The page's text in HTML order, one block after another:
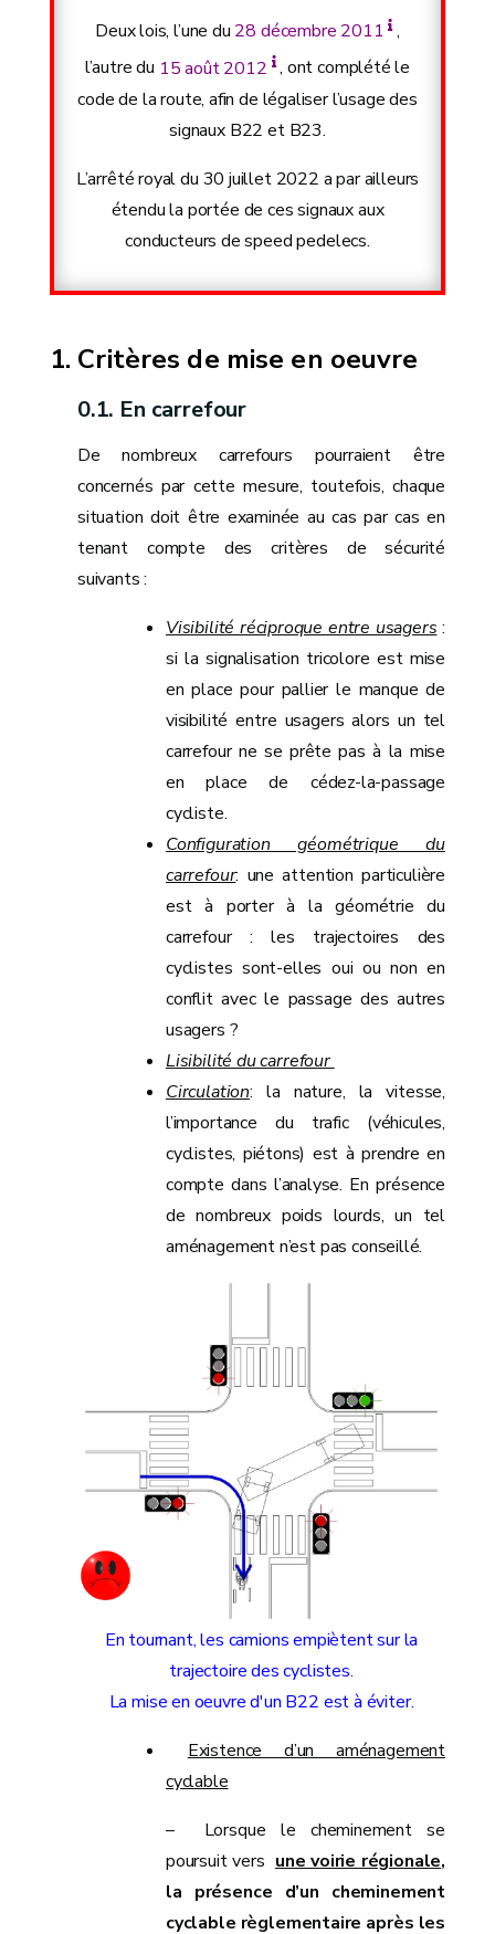
Deux lois, l’une du 28 décembre 2011,
l’autre du 15 août 2012 , ont complété le
code de la route, afin de légaliser l’usage des
signaux B22 et B23.
L’arrêté royal du 30 juillet 2022 a par ailleurs
étendu la portée de ces signaux aux
conducteurs de speed pedelecs.
Critères de mise en oeuvre
En carrefour
De nombreux carrefours pourraient être
concernés par cette mesure, toutefois, chaque
situation doit être examinée au cas par cas en
tenant compte des critères de sécurité
suivants :
Visibilité réciproque entre usagers :
si la signalisation tricolore est mise
en place pour pallier le manque de
visibilité entre usagers alors un tel
carrefour ne se prête pas à la mise
en place de cédez-la-passage
cycliste.
Configuration géométrique du
carrefour: une attention particulière
est à porter à la géométrie du
carrefour : les trajectoires des
cyclistes sont-elles oui ou non en
conflit avec le passage des autres
usagers ?
Lisibilité du carrefour
Circulation: la nature, la vitesse,
l’importance du trafic (véhicules,
cyclistes, piétons) est à prendre en
compte dans l’analyse. En présence
de nombreux poids lourds, un tel
aménagement n’est pas conseillé.
En tournant, les camions empiètent sur la
trajectoire des cyclistes.
La mise en oeuvre d'un B22 est à éviter.
Existence d’un aménagement
cyclable
– Lorsque le cheminement se
poursuit vers une voirie régionale,
la présence d’un cheminement
cyclable règlementaire après les